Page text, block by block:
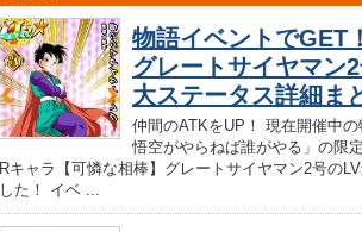
物語イベントでGET
グレートサイヤマン
大ステータス詳細ま
仲間のATKをUP！ 現在開催中
悟空がやらねば誰がやる」の限
Rキャラ【可憐な相棒】グレートサイヤマン2号の
した！ イベ ...